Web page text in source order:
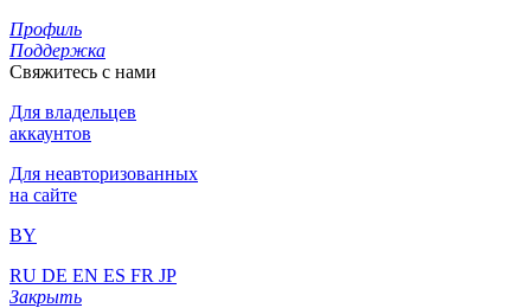
Профиль
Поддержка
Свяжитесь с нами
Для владельцев
аккаунтов
Для неавторизованных
на сайте
BY
RU DE EN ES FR JP
Закрыть